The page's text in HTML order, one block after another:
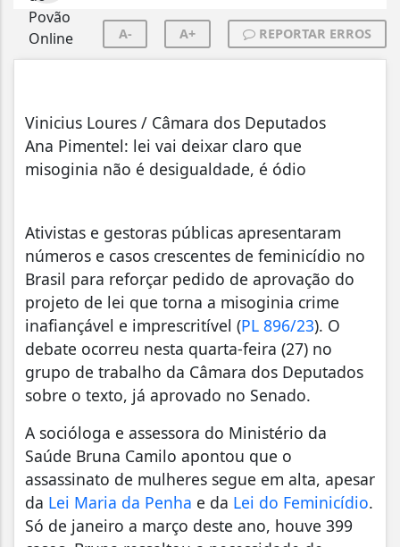
A- A+ REPORTAR ERROS
Vinicius Loures / Câmara dos Deputados
Ana Pimentel: lei vai deixar claro que
misoginia não é desigualdade, é ódio
Ativistas e gestoras públicas apresentaram
números e casos crescentes de feminicídio no
Brasil para reforçar pedido de aprovação do
projeto de lei que torna a misoginia crime
inafiançável e imprescritível (PL 896/23). O
debate ocorreu nesta quarta-feira (27) no
grupo de trabalho da Câmara dos Deputados
sobre o texto, já aprovado no Senado.
A socióloga e assessora do Ministério da
Saúde Bruna Camilo apontou que o
assassinato de mulheres segue em alta, apesar
da Lei Maria da Penha e da Lei do Feminicídio.
Só de janeiro a março deste ano, houve 399